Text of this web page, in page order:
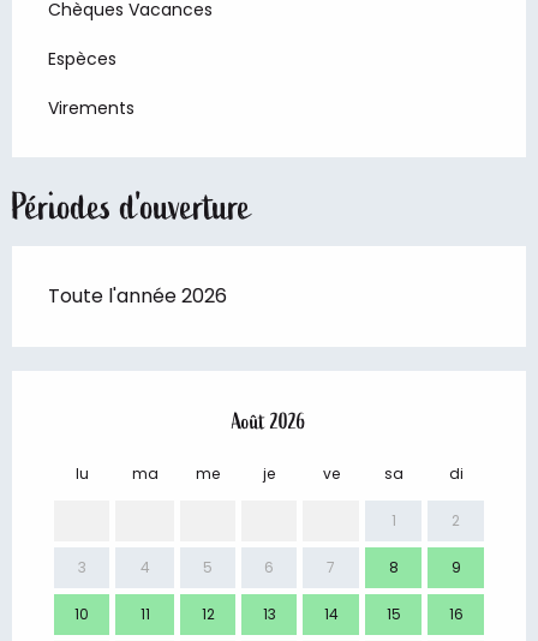
Chèques Vacances
Espèces
Virements
Périodes d'ouverture
Toute l'année 2026
Août 2026
lu ma me je ve sa di
1 2
3 4 5 6 7 8 9
10 11 12 13 14 15 16